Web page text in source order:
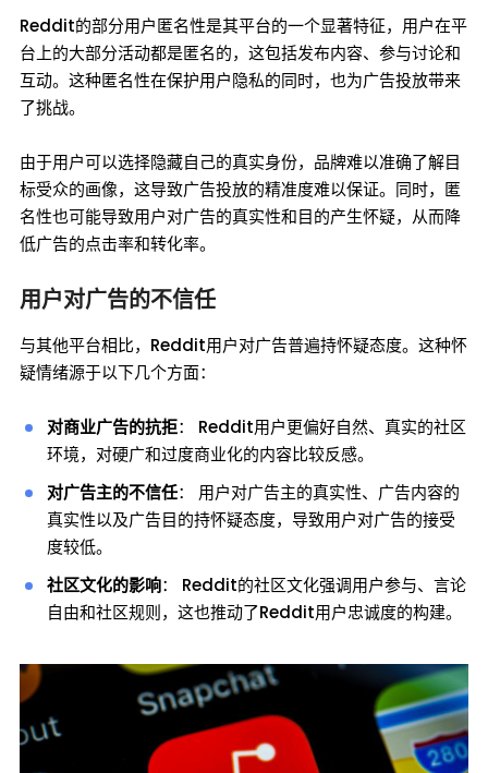
Reddit的部分用户匿名性是其平台的一个显著特征，用户在平
台上的大部分活动都是匿名的，这包括发布内容、参与讨论和
互动。这种匿名性在保护用户隐私的同时，也为广告投放带来
了挑战。
由于用户可以选择隐藏自己的真实身份，品牌难以准确了解目
标受众的画像，这导致广告投放的精准度难以保证。同时，匿
名性也可能导致用户对广告的真实性和目的产生怀疑，从而降
低广告的点击率和转化率。
用户对广告的不信任
与其他平台相比，Reddit用户对广告普遍持怀疑态度。这种怀
疑情绪源于以下几个方面：
对商业广告的抗拒： Reddit用户更偏好自然、真实的社区
环境，对硬广和过度商业化的内容比较反感。
对广告主的不信任： 用户对广告主的真实性、广告内容的
真实性以及广告目的持怀疑态度，导致用户对广告的接受
度较低。
社区文化的影响： Reddit的社区文化强调用户参与、言论
自由和社区规则，这也推动了Reddit用户忠诚度的构建。